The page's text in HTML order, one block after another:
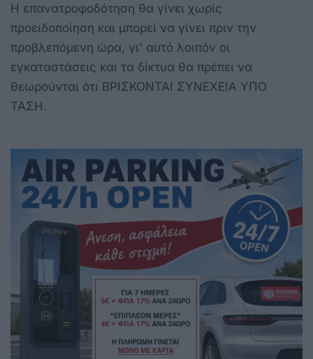
Η επανατροφοδότηση θα γίνει χωρίς
προειδοποίηση και μπορεί να γίνει πριν την
προβλεπόμενη ώρα, γι' αυτό λοιπόν οι
εγκαταστάσεις και τα δίκτυα θα πρέπει να
θεωρούνται ότι ΒΡΙΣΚΟΝΤΑΙ ΣΥΝΕΧΕΙΑ ΥΠΟ
ΤΑΣΗ.